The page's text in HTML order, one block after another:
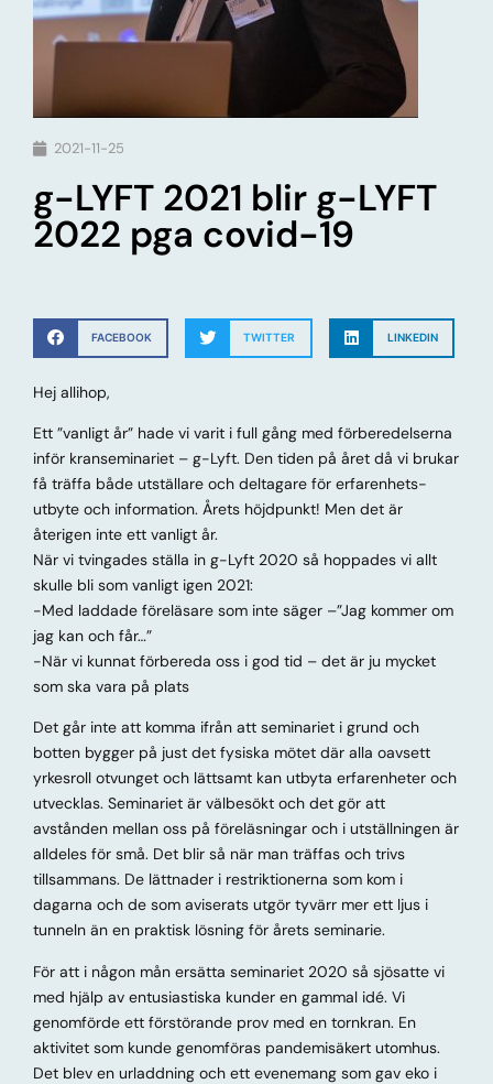
2021-11-25
g-LYFT 2021 blir g-LYFT
2022 pga covid-19
FACEBOOK TWITTER LINKEDIN
Hej allihop,
Ett ”vanligt år” hade vi varit i full gång med förberedelserna
inför kranseminariet – g-Lyft. Den tiden på året då vi brukar
få träffa både utställare och deltagare för erfarenhets-
utbyte och information. Årets höjdpunkt! Men det är
återigen inte ett vanligt år.
När vi tvingades ställa in g-Lyft 2020 så hoppades vi allt
skulle bli som vanligt igen 2021:
-Med laddade föreläsare som inte säger –”Jag kommer om
jag kan och får…”
-När vi kunnat förbereda oss i god tid – det är ju mycket
som ska vara på plats
Det går inte att komma ifrån att seminariet i grund och
botten bygger på just det fysiska mötet där alla oavsett
yrkesroll otvunget och lättsamt kan utbyta erfarenheter och
utvecklas. Seminariet är välbesökt och det gör att
avstånden mellan oss på föreläsningar och i utställningen är
alldeles för små. Det blir så när man träffas och trivs
tillsammans. De lättnader i restriktionerna som kom i
dagarna och de som aviserats utgör tyvärr mer ett ljus i
tunneln än en praktisk lösning för årets seminarie.
För att i någon mån ersätta seminariet 2020 så sjösatte vi
med hjälp av entusiastiska kunder en gammal idé. Vi
genomförde ett förstörande prov med en tornkran. En
aktivitet som kunde genomföras pandemisäkert utomhus.
Det blev en urladdning och ett evenemang som gav eko i